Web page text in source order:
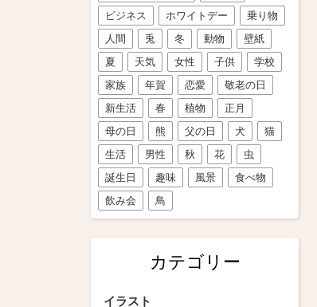
ビジネス
ホワイトデー
乗り物
人間
兎 冬 動物
壁紙
夏
天気 女性 子供
学校
家族
年賀 恋愛
敬老の日
新生活
春 植物
正月
母の日
熊 父の日 犬
猫
生活
男性 秋 花
虫
誕生日
趣味 風景
食べ物
飲み会
鳥
カテゴリー
イラスト